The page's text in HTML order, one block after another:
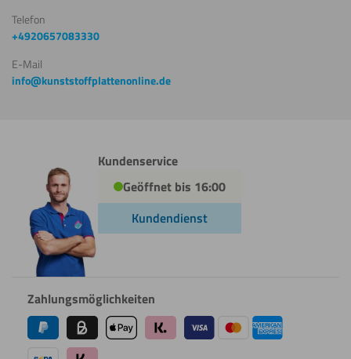
Telefon
+4920657083330
E-Mail
info@kunststoffplattenonline.de
Kundenservice
Geöffnet bis 16:00
Kundendienst
Zahlungsmöglichkeiten